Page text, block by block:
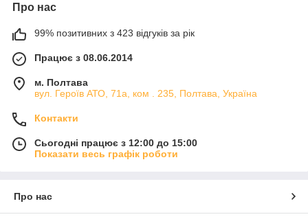
Про нас
99% позитивних з 423 відгуків за рік
Працює з 08.06.2014
м. Полтава
вул. Героїв АТО, 71а, ком . 235, Полтава, Україна
Контакти
Сьогодні працює з 12:00 до 15:00
Показати весь графік роботи
Про нас